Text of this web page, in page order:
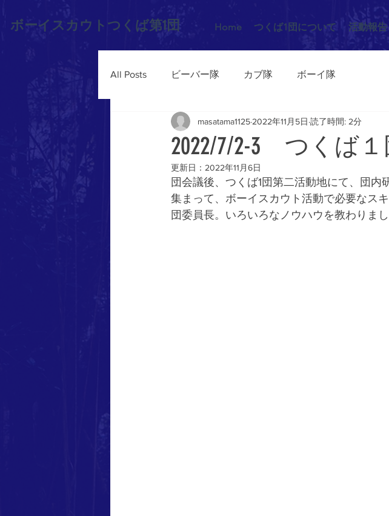
ボーイスカウトつくば第1団 Home つくば1団について 活動報告
All Posts ビーバー隊 カブ隊 ボーイ隊
2022/7/2-3 つくば
masatama1125 2022年11月5日 読了時間: 2分
更新日： 2022年11月6日
団会議後、つくば1団第二活動地にて、団
集まって、ボーイスカウト活動で必要なス
団委員長。いろいろなノウハウを教わりまし